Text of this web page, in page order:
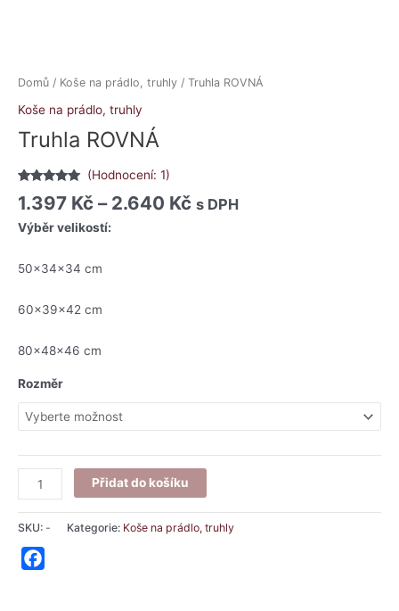
Domů / Koše na prádlo, truhly / Truhla ROVNÁ
Koše na prádlo, truhly
Truhla ROVNÁ
5.00z 5 na
hodnocení
(Hodnocení: 1)
1.397 Kč – 2.640 Kč s DPH
Výběr velikostí:
50x34x34 cm
60x39x42 cm
80x48x46 cm
Rozměr
Přidat do košíku
SKU: - Kategorie: Koše na prádlo, truhly